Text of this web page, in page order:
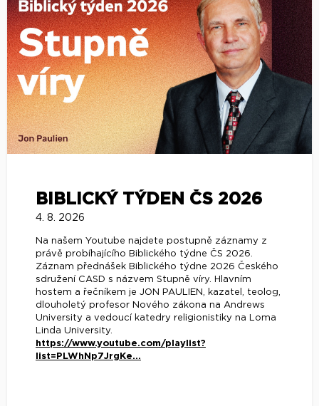
BIBLICKÝ TÝDEN ČS 2026
4. 8. 2026
Na našem Youtube najdete postupně záznamy z
právě probíhajícího Biblického týdne ČS 2026.
Záznam přednášek Biblického týdne 2026 Českého
sdružení CASD s názvem Stupně víry. Hlavním
hostem a řečníkem je JON PAULIEN, kazatel, teolog,
dlouholetý profesor Nového zákona na Andrews
University a vedoucí katedry religionistiky na Loma
Linda University.
https://www.youtube.com/playlist?
list=PLWhNp7JrgKe...